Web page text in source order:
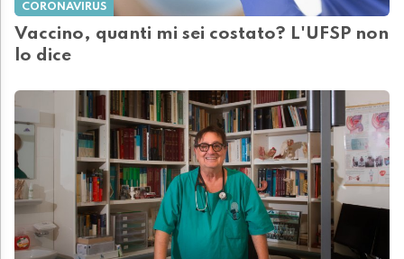
CORONAVIRUS
Vaccino, quanti mi sei costato? L'UFSP non
lo dice